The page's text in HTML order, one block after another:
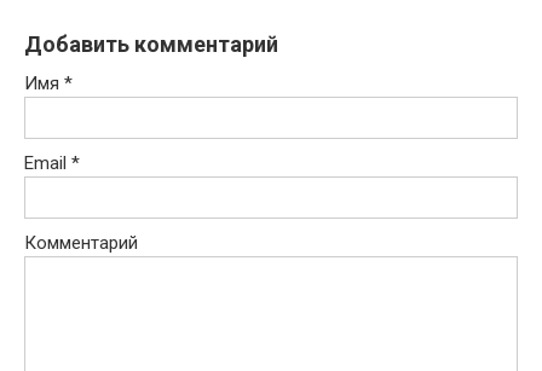
Добавить комментарий
Имя *
Email *
Комментарий